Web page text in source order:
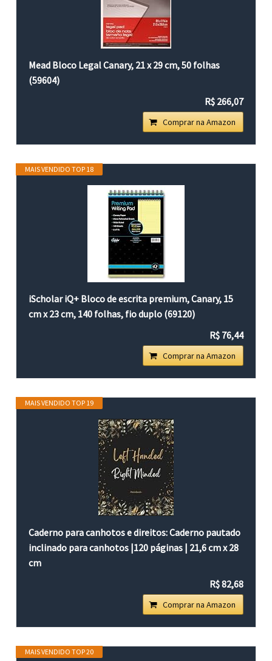
Mead Bloco Legal Canary, 21 x 29 cm, 50 folhas
(59604)
R$ 266,07
Comprar na Amazon
MAIS VENDIDO TOP 18
iScholar iQ+ Bloco de escrita premium, Canary, 15
cm x 23 cm, 140 folhas, fio duplo (69120)
R$ 76,44
Comprar na Amazon
MAIS VENDIDO TOP 19
Caderno para canhotos e direitos: Caderno pautado
inclinado para canhotos |120 páginas | 21,6 cm x 28
cm
R$ 82,68
Comprar na Amazon
MAIS VENDIDO TOP 20